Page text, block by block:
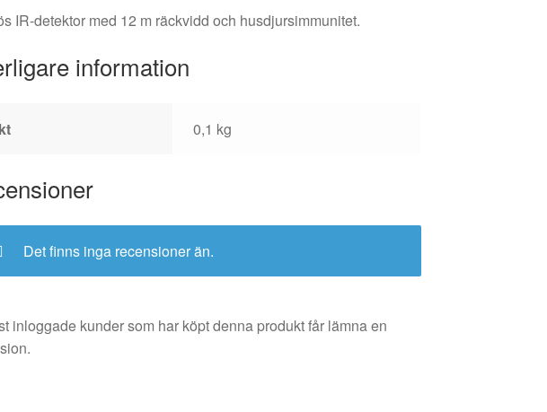
IR-detektor med 12 m räckvidd och husdjursimmunitet.
information
0,1 kg
Det finns inga recensioner än.
inloggade kunder som har köpt denna produkt får lämna en